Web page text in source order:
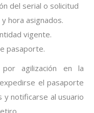
del serial o solicitud
hora asignados.
vigente.
pasaporte.
agilización en la
el pasaporte
y notificarse al usuario